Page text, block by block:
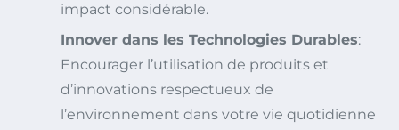
impact considérable.
Innover dans les Technologies Durables:
Encourager l’utilisation de produits et
d’innovations respectueux de
l’environnement dans votre vie quotidienne